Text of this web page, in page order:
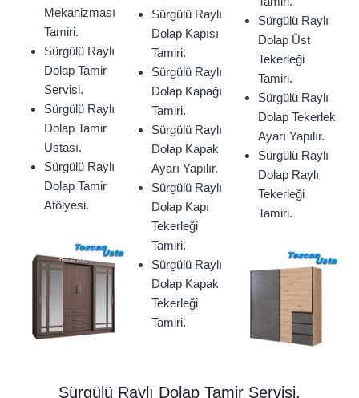
Mekanizması
Tamiri.
Sürgülü Raylı
Dolap Tamir
Servisi.
Sürgülü Raylı
Dolap Tamir
Ustası.
Sürgülü Raylı
Dolap Tamir
Atölyesi.
Sürgülü Raylı
Dolap Kapısı
Tamiri.
Sürgülü Raylı
Dolap Kapağı
Tamiri.
Sürgülü Raylı
Dolap Kapak
Ayarı Yapılır.
Sürgülü Raylı
Dolap Kapı
Tekerleği
Tamiri.
Sürgülü Raylı
Dolap Kapak
Tekerleği
Tamiri.
Sürgülü Raylı
Dolap Üst
Tekerleği
Tamiri.
Sürgülü Raylı
Dolap Tekerlek
Ayarı Yapılır.
Sürgülü Raylı
Dolap Raylı
Tekerleği
Tamiri.
Sürgülü Raylı Dolap Tamir Servisi.